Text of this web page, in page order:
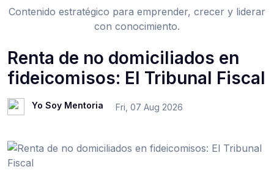
Contenido estratégico para emprender, crecer y liderar
con conocimiento.
Renta de no domiciliados en
fideicomisos: El Tribunal Fiscal
Yo Soy Mentoria Fri, 07 Aug 2026